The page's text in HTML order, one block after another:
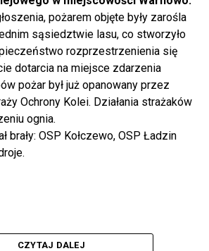
czasie za sprawą Centrum Słowian i
miasto z przewodnikiem (start
19.00 w kolegiacie
koncertu w wykonaniu
będzie koncert w wykonaniu
podczas którego wysłuchamy
w jazzowej aranżacji (godz. 20.00
koncertu zaplanowaliśmy dla
VI A – Kultura i zrównoważona
pożarem objęte były zarośla
sąsiedztwie lasu, co stworzyło
rozprzestrzenienia się
dotarcia na miejsce zdarzenia
pożar był już opanowany przez
Ochrony Kolei. Działania strażaków
ognia.
brały: OSP Kołczewo, OSP Ładzin
CZYTAJ DALEJ